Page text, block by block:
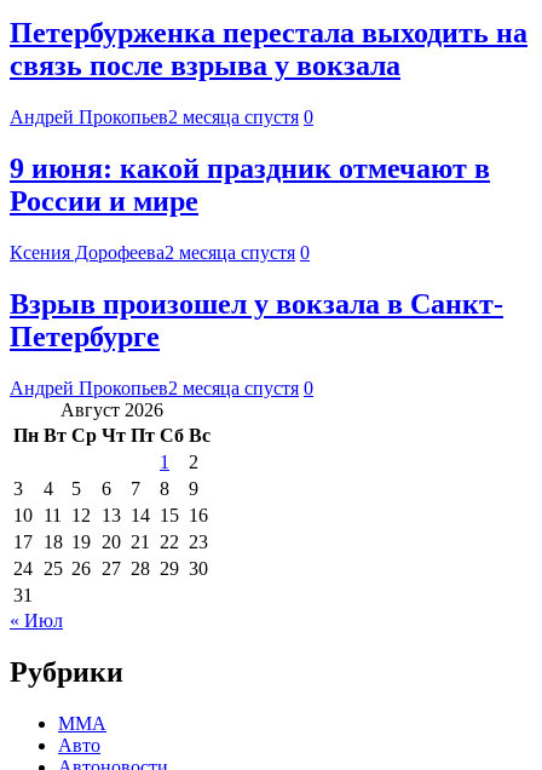
Петербурженка перестала выходить на
связь после взрыва у вокзала
Андрей Прокопьев2 месяца спустя 0
9 июня: какой праздник отмечают в
России и мире
Ксения Дорофеева2 месяца спустя 0
Взрыв произошел у вокзала в Санкт-
Петербурге
Андрей Прокопьев2 месяца спустя 0
Август 2026
Пн Вт Ср Чт Пт Сб Вс
1
2
3
4 5 6 7 8
9
10 11 12 13 14 15 16
17 18 19 20 21 22 23
24 25 26 27 28 29 30
31
« Июл
Рубрики
MMA
Авто